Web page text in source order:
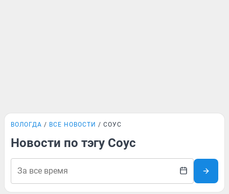
ВОЛОГДА ВСЕ НОВОСТИ СОУС
Новости по тэгу Соус